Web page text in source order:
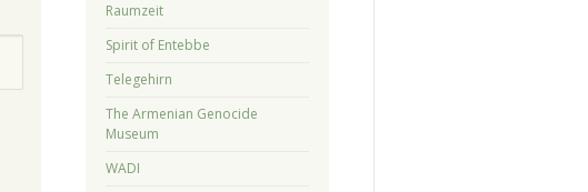
Raumzeit
Spirit of Entebbe
Telegehirn
The Armenian Genocide
Museum
WADI